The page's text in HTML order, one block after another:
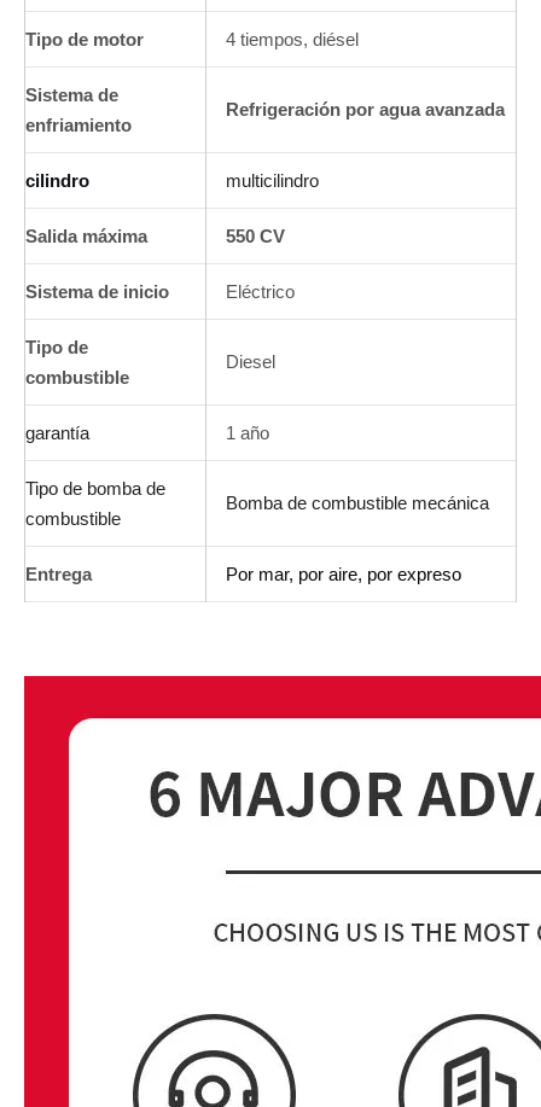
Tipo de motor 4 tiempos, diésel
Sistema de
enfriamiento
Refrigeración por agua avanzada
cilindro multicilindro
Salida máxima 550 CV
Sistema de inicio Eléctrico
Tipo de
combustible
Diesel
garantía 1 año
Tipo de bomba de
combustible
Bomba de combustible mecánica
Entrega Por mar, por aire, por expreso